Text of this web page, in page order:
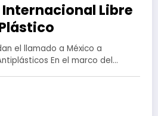
Internacional Libre
el llamado a México a
En el marco del…